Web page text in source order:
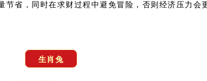
节省，同时在求财过程中避免冒险，否则经济压力会
生肖兔